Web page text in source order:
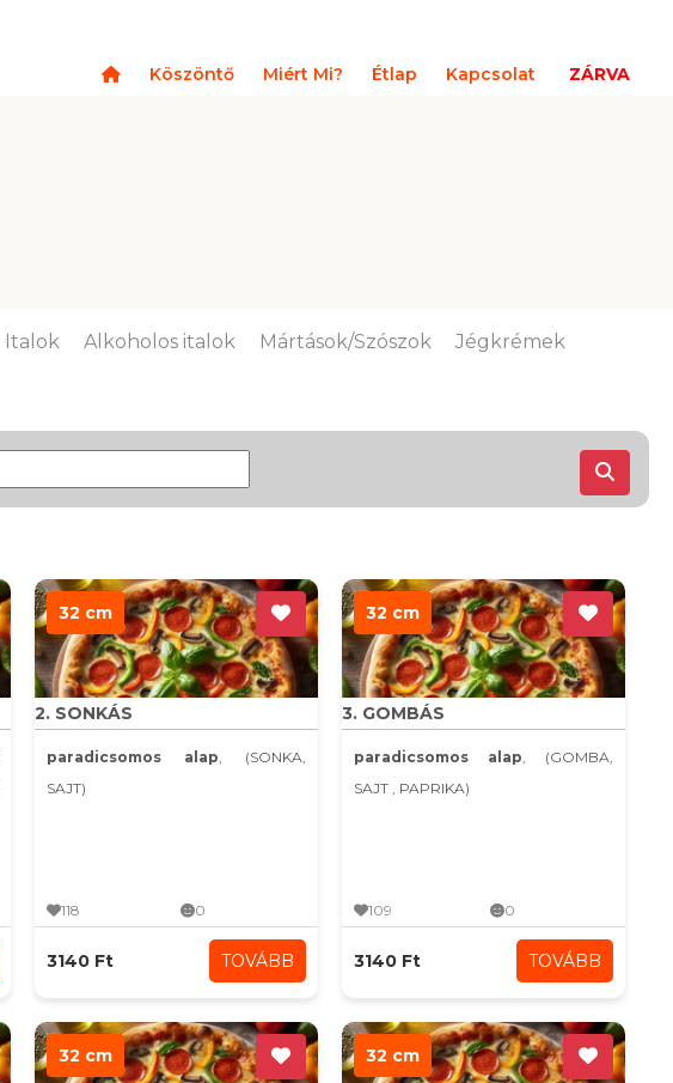
Köszöntő Miért Mi? Étlap Kapcsolat ZÁRVA
Italok Alkoholos italok Mártások/Szószok Jégkrémek
32 cm
2. SONKÁS
paradicsomos alap, (SONKA,
SAJT)
118 0
3140 Ft TOVÁBB
32 cm
3. GOMBÁS
paradicsomos alap, (GOMBA,
SAJT , PAPRIKA)
109 0
3140 Ft TOVÁBB
32 cm 32 cm